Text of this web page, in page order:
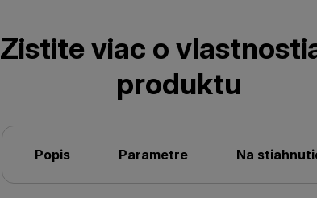
Zistite viac o
produktu
Popis Parametre Na